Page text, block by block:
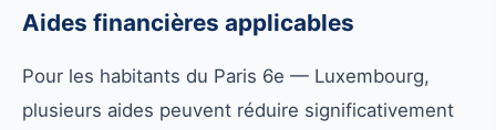
Aides financières applicables
Pour les habitants du Paris 6e — Luxembourg,
plusieurs aides peuvent réduire significativement